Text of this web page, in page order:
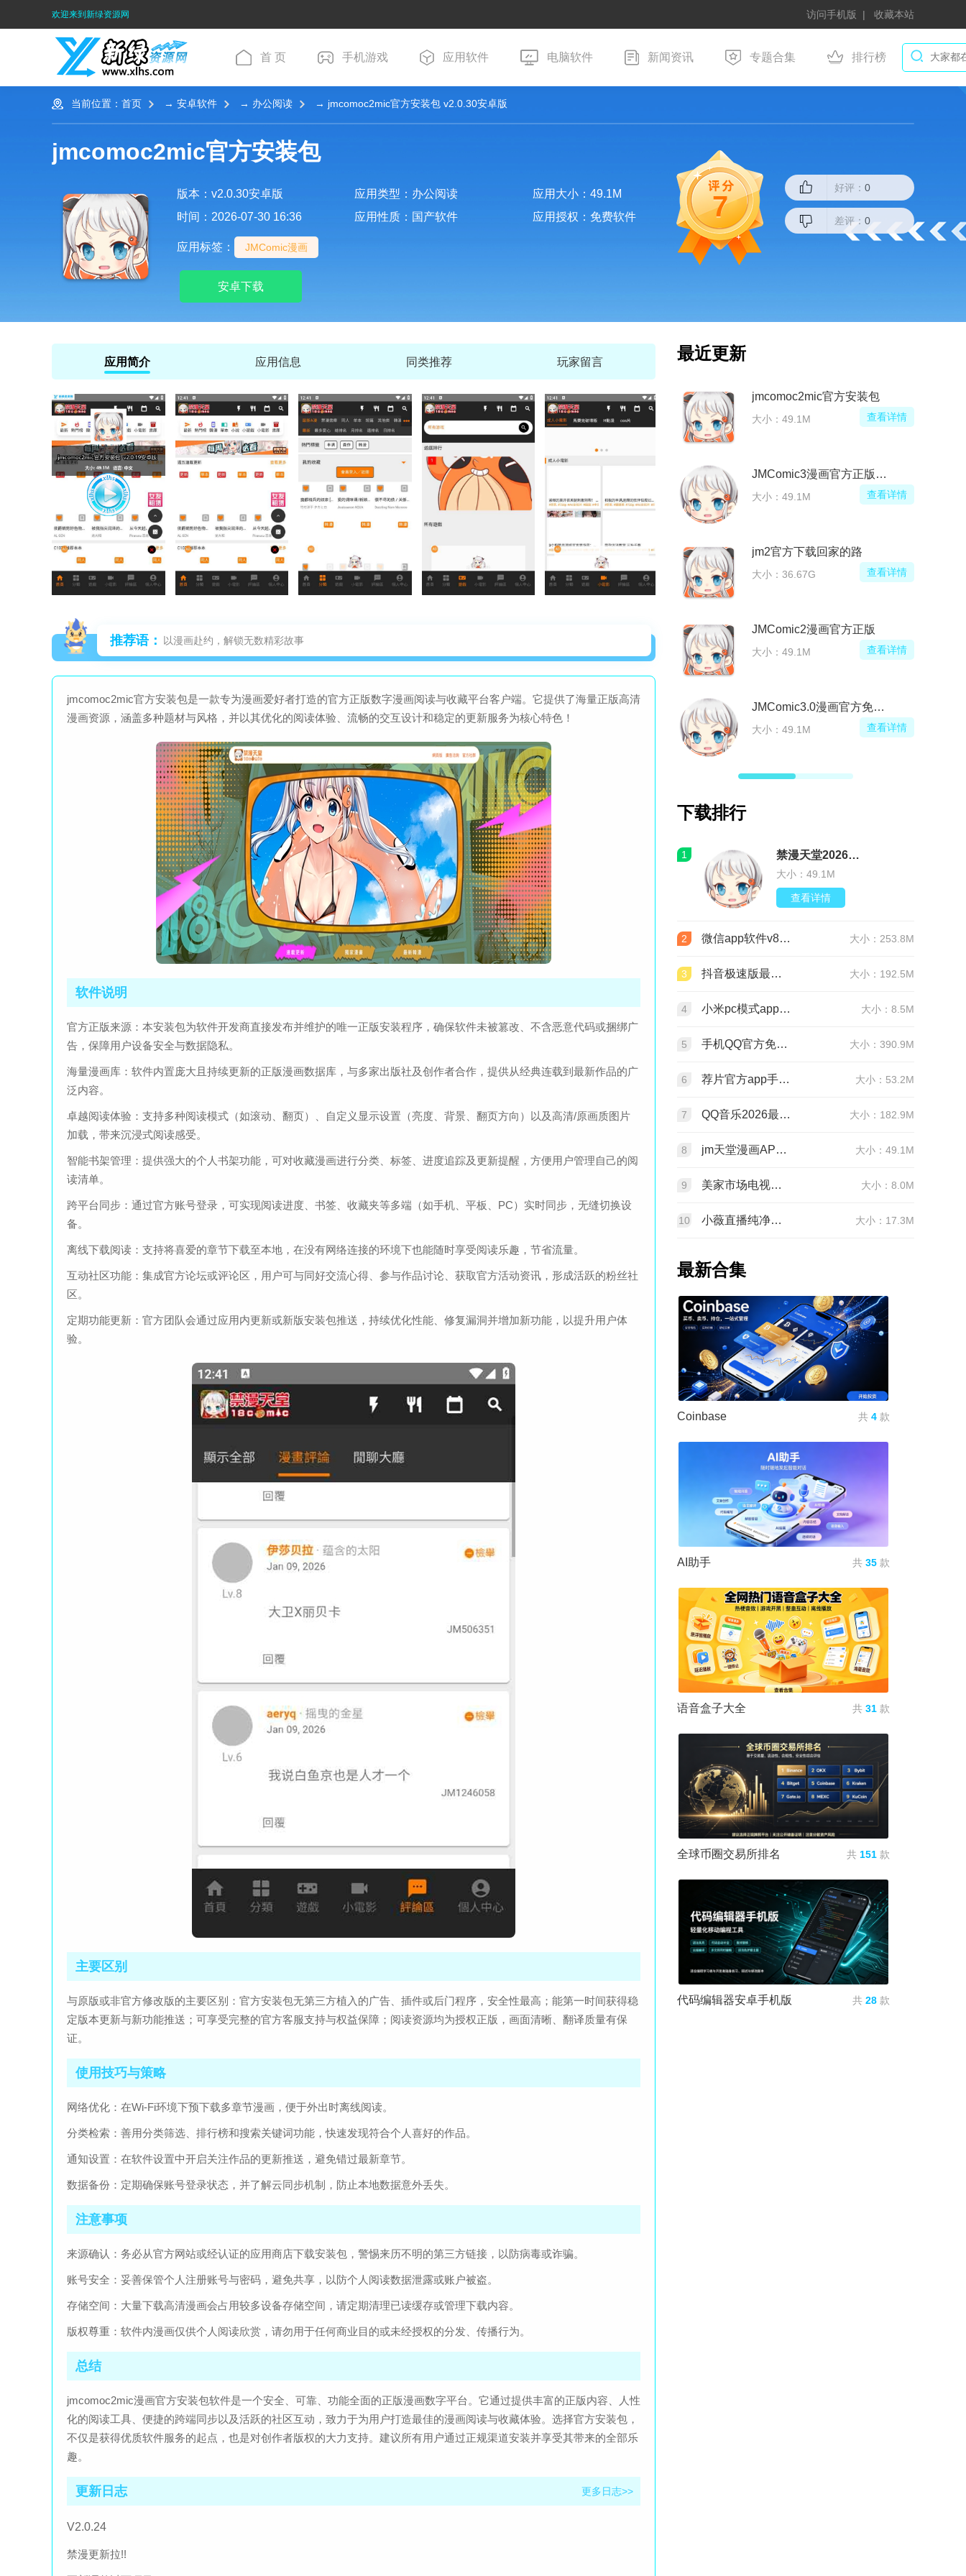
欢迎来到新绿资源网 访问手机版 收藏本站
首 页 手机游戏 应用软件 电脑软件 新闻资讯 专题合集 排行榜
当前位置： 首页 → 安卓软件 → 办公阅读 → jmcomoc2mic官方安装包 v2.0.30安卓版
jmcomoc2mic官方安装包
版本：v2.0.30安卓版 应用类型：办公阅读
应用大小：49.1M
时间： 2026-07-30 16:36 应用性质：国产软件 应用授权：免费软件
应用标签： JMComic漫画
安卓下载
7
好评： 0
差评： 0
应用简介 应用信息 同类推荐 玩家留言
推荐语： 以漫画赴约，解锁无数精彩故事
jmcomoc2mic官方安装包是一款专为漫画爱好者打造的官方正版数字漫画阅读与收藏平台客户端。它提供了海量正版高清
漫画资源，涵盖多种题材与风格，并以其优化的阅读体验、流畅的交互设计和稳定的更新服务为核心特色！
软件说明
官方正版来源：本安装包为软件开发商直接发布并维护的唯一正版安装程序，确保软件未被篡改、不含恶意代码或捆绑广
告，保障用户设备安全与数据隐私。
海量漫画库：软件内置庞大且持续更新的正版漫画数据库，与多家出版社及创作者合作，提供从经典连载到最新作品的广
泛内容。
卓越阅读体验：支持多种阅读模式（如滚动、翻页）、自定义显示设置（亮度、背景、翻页方向）以及高清/原画质图片
加载，带来沉浸式阅读感受。
智能书架管理：提供强大的个人书架功能，可对收藏漫画进行分类、标签、进度追踪及更新提醒，方便用户管理自己的阅
读清单。
跨平台同步：通过官方账号登录，可实现阅读进度、书签、收藏夹等多端（如手机、平板、PC）实时同步，无缝切换设
备。
离线下载阅读：支持将喜爱的章节下载至本地，在没有网络连接的环境下也能随时享受阅读乐趣，节省流量。
互动社区功能：集成官方论坛或评论区，用户可与同好交流心得、参与作品讨论、获取官方活动资讯，形成活跃的粉丝社
区。
定期功能更新：官方团队会通过应用内更新或新版安装包推送，持续优化性能、修复漏洞并增加新功能，以提升用户体
验。
主要区别
与原版或非官方修改版的主要区别：官方安装包无第三方植入的广告、插件或后门程序，安全性最高；能第一时间获得稳
定版本更新与新功能推送；可享受完整的官方客服支持与权益保障；阅读资源均为授权正版，画面清晰、翻译质量有保
证。
使用技巧与策略
网络优化：在Wi-Fi环境下预下载多章节漫画，便于外出时离线阅读。
分类检索：善用分类筛选、排行榜和搜索关键词功能，快速发现符合个人喜好的作品。
通知设置：在软件设置中开启关注作品的更新推送，避免错过最新章节。
数据备份：定期确保账号登录状态，并了解云同步机制，防止本地数据意外丢失。
注意事项
来源确认：务必从官方网站或经认证的应用商店下载安装包，警惕来历不明的第三方链接，以防病毒或诈骗。
账号安全：妥善保管个人注册账号与密码，避免共享，以防个人阅读数据泄露或账户被盗。
存储空间：大量下载高清漫画会占用较多设备存储空间，请定期清理已读缓存或管理下载内容。
版权尊重：软件内漫画仅供个人阅读欣赏，请勿用于任何商业目的或未经授权的分发、传播行为。
总结
jmcomoc2mic漫画官方安装包软件是一个安全、可靠、功能全面的正版漫画数字平台。它通过提供丰富的正版内容、人性
化的阅读工具、便捷的跨端同步以及活跃的社区互动，致力于为用户打造最佳的漫画阅读与收藏体验。选择官方安装包，
不仅是获得优质软件服务的起点，也是对创作者版权的大力支持。建议所有用户通过正规渠道安装并享受其带来的全部乐
趣。
更新日志 更多日志>>
V2.0.24
禁漫更新拉!!
最近更新
jmcomoc2mic官方安装包
大小：49.1M 查看详情
JMComic3漫画官方正版安装包
大小：49.1M 查看详情
jm2官方下载回家的路
大小：36.67G 查看详情
JMComic2漫画官方正版
大小：49.1M 查看详情
JMComic3.0漫画官方免费版
大小：49.1M 查看详情
下载排行
1 禁漫天堂2026最新版安装包(JMComic3)v2.0.29安卓版
大小：49.1M
查看详情
2 微信app软件v8.0.76 官方版 大小：253.8M
3 抖音极速版最新版本官方版2026v39.7.0安卓版 大小：192.5M
4 小米pc模式app安装包(小米pc模式beta版)v12.1.208.5平板版 大小：8.5M
5 手机QQ官方免费最新版v9.3.25 官方正版 大小：390.9M
6 荐片官方app手机最新版v4.2.5安卓版 大小：53.2M
7 QQ音乐2026最新版app20.6.5.8 官方安卓版 大小：182.9M
8 jm天堂漫画APP安装包v2.0.29安卓最新版 大小：49.1M
9 美家市场电视版安装包v3.3.1安卓TV版 大小：8.0M
10 小薇直播纯净版tv版安装包v2.7.0.6足道纯净版 大小：17.3M
最新合集
Coinbase 共 4 款
AI助手 共 35 款
语音盒子大全 共 31 款
全球币圈交易所排名 共 151 款
代码编辑器安卓手机版 共 28 款